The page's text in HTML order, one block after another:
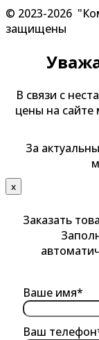
© 2023-2026
защищены
В связи с
цены на сайте
За
х
Заказать
Ваше имя*
Ваш